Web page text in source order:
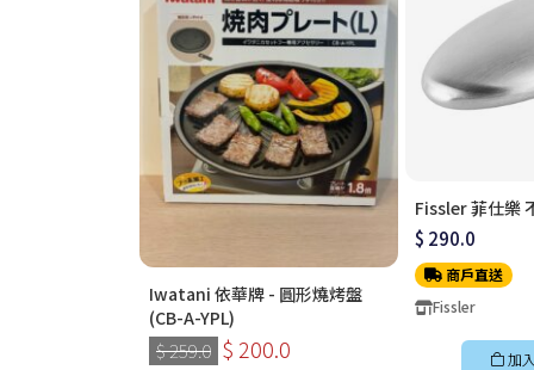
Iwatani 依華牌 - 圓形燒烤盤
(CB-A-YPL)
$ 259.0 $ 200.0
Fissler 菲仕樂
$ 290.0
商戶直送
Fissler
加